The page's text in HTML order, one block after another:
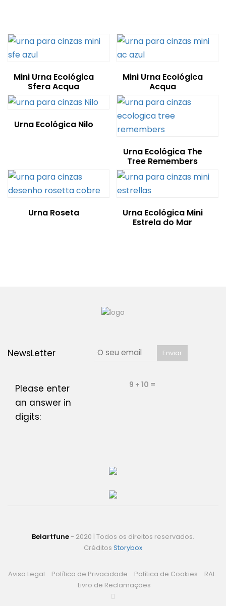
Mini Urna Ecológica
Sfera Acqua
Mini Urna Ecológica
Acqua
Urna Ecológica Nilo
Urna Ecológica The
Tree Remembers
Urna Roseta
Urna Ecológica Mini
Estrela do Mar
NewsLetter
Please enter
an answer in
digits:
9 + 10 =
Belartfune - 2020 | Todos os direitos reservados.
Créditos Storybox
Aviso Legal Política de Privacidade Política de Cookies
RAL
Livro de Reclamações